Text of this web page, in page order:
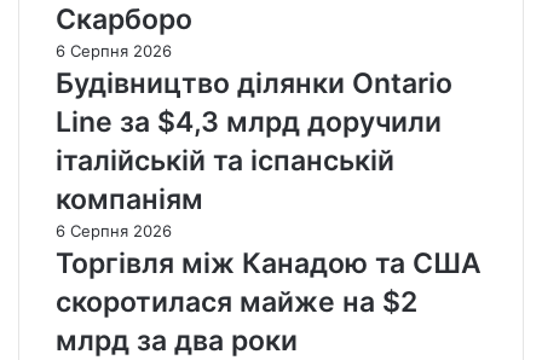
Скарборо
6 Серпня 2026
Будівництво ділянки Ontario
Line за $4,3 млрд доручили
італійській та іспанській
компаніям
6 Серпня 2026
Торгівля між Канадою та США
скоротилася майже на $2
млрд за два роки